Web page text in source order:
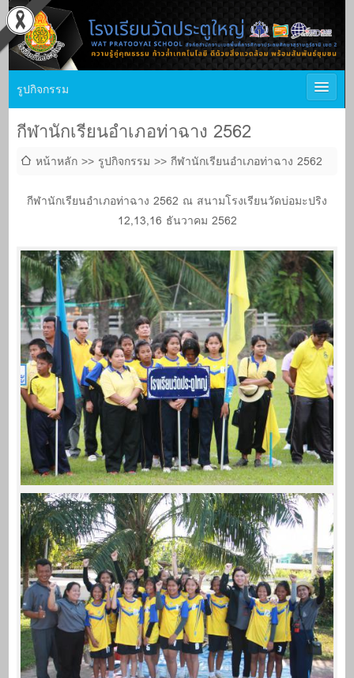
รูปกิจกรรม
กีฬานักเรียนอำเภอท่าฉาง 2562
หน้าหลัก รูปกิจกรรม กีฬานักเรียนอำเภอท่าฉาง 2562
กีฬานักเรียนอำเภอท่าฉาง 2562 ณ สนามโรงเรียนวัดบ่อมะปริง
12,13,16 ธันวาคม 2562